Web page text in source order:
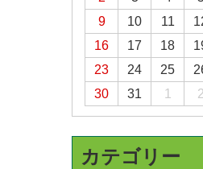
9
10 11
16
17 18
23
24 25
30
31 1 2
カテゴリー